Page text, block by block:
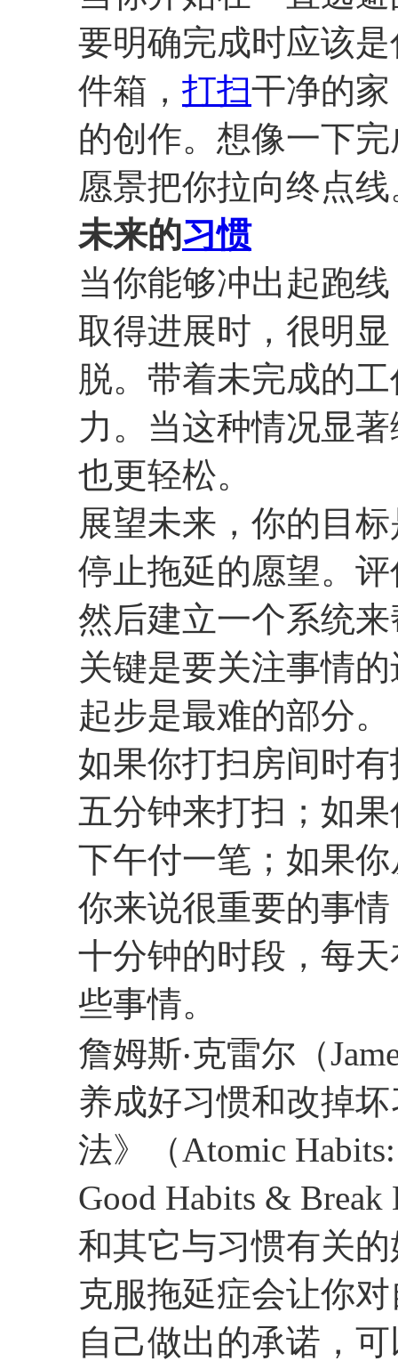
要明确完成时应该
件箱， 打扫干净的
的创作。想像一下
愿景把你拉向终点线
未来的习惯
当你能够冲出起跑
取得进展时，很明
脱。带着未完成的
力。当这种情况显
也更轻松。
展望未来，你的目
停止拖延的愿望。
然后建立一个系统
关键是要关注事情
起步是最难的部分。
如果你打扫房间时
五分钟来打扫；如
下午付一笔；如果
你来说很重要的事
十分钟的时段，每
些事情。
詹姆斯‧克雷尔（
养成好习惯和改掉
法》（Atomic
Good Habits &
和其它与习惯有关
克服拖延症会让你
自己做出的承诺，